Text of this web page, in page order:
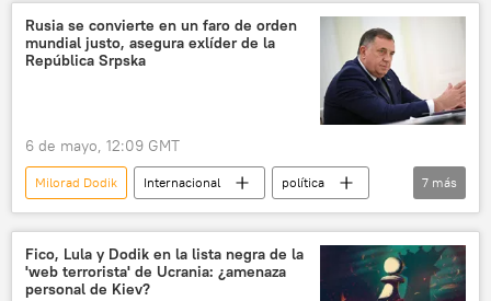
Rusia se convierte en un faro de orden
mundial justo, asegura exlíder de la
República Srpska
6 de mayo, 12:09 GMT
Milorad Dodik Internacional
política
Occidente
Ucrania
República Srpska
Rusia
🌍 Europa
📰 Operación rusa de desmilitarización y desnazificación de Ucrania
7 más
Fico, Lula y Dodik en la lista negra de la
'web terrorista' de Ucrania: ¿amenaza
personal de Kiev?